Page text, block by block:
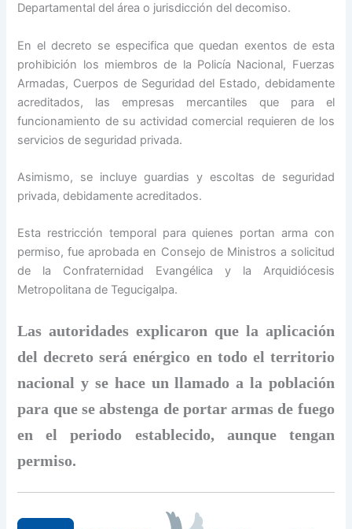
Departamental del área o jurisdicción del decomiso.
En el decreto se especifica que quedan exentos de esta
prohibición los miembros de la Policía Nacional, Fuerzas
Armadas, Cuerpos de Seguridad del Estado, debidamente
acreditados, las empresas mercantiles que para el
funcionamiento de su actividad comercial requieren de los
servicios de seguridad privada.
Asimismo, se incluye guardias y escoltas de seguridad
privada, debidamente acreditados.
Esta restricción temporal para quienes portan arma con
permiso, fue aprobada en Consejo de Ministros a solicitud
de la Confraternidad Evangélica y la Arquidiócesis
Metropolitana de Tegucigalpa.
Las autoridades explicaron que la aplicación
del decreto será enérgico en todo el territorio
nacional y se hace un llamado a la población
para que se abstenga de portar armas de fuego
en el periodo establecido, aunque tengan
permiso.